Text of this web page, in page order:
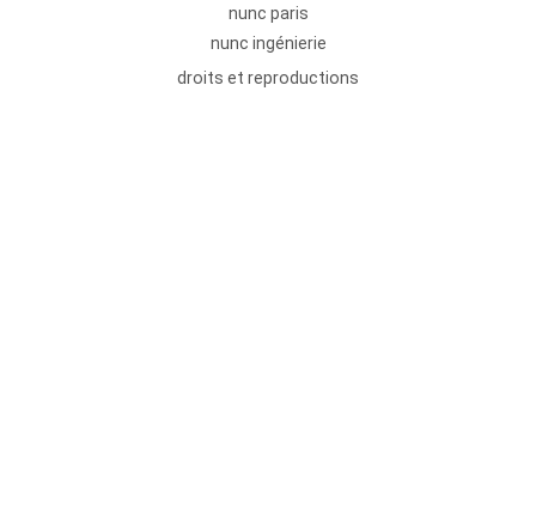
nunc paris
nunc ingénierie
droits et reproductions